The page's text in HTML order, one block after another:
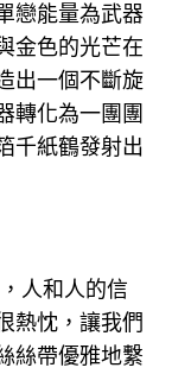
戀能量為武器
金色的光芒在
出一個不斷旋
轉化為一團團
千紙鶴發射出
人和人的信
熱忱，讓我們
絲帶優雅地繫